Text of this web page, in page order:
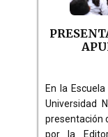
En la
Universidad
presentación
por la